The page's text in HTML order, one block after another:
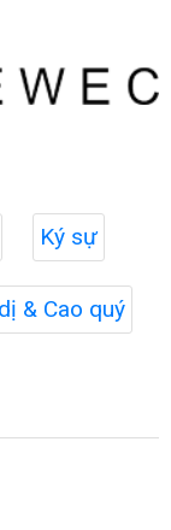
Ký sự
& Cao quý